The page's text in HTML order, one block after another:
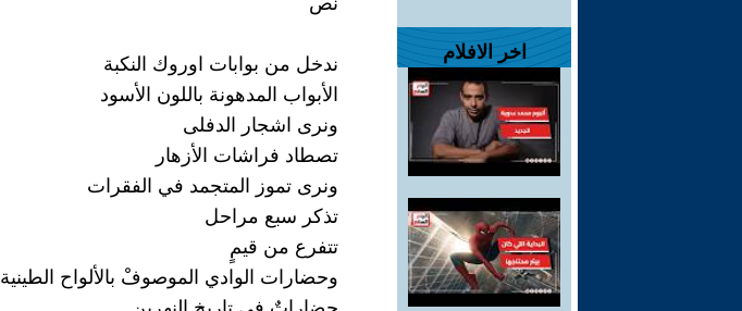
اخر الافلام
ندخل من بوابات اوروك النكبة
الأبواب المدهونة باللون الأسود
ونرى اشجار الدفلى
تصطاد فراشات الأزهار
ونرى تموز المتجمد في الفقرات
تذكر سبع مراحل
تتفرع من قيمٍ
وحضارات الوادي الموصوفْ بالألواح الطينية